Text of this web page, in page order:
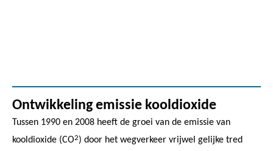
Ontwikkeling emissie kooldioxide
Tussen 1990 en 2008 heeft de groei van de emissie van
kooldioxide (CO2) door het wegverkeer vrijwel gelijke tred